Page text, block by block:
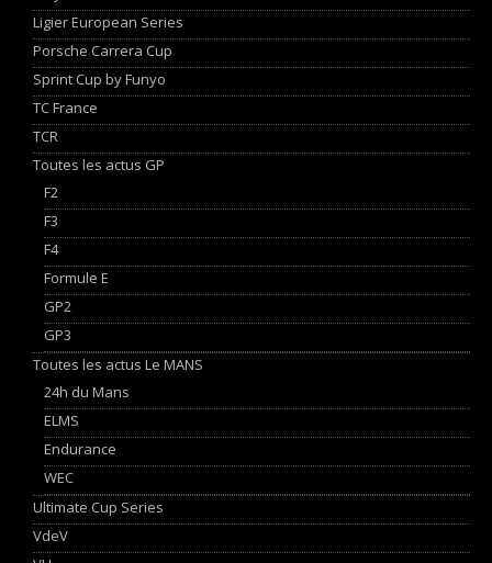
Ligier European Series
Porsche Carrera Cup
Sprint Cup by Funyo
TC France
TCR
Toutes les actus GP
F2
F3
F4
Formule E
GP2
GP3
Toutes les actus Le MANS
24h du Mans
ELMS
Endurance
WEC
Ultimate Cup Series
VdeV